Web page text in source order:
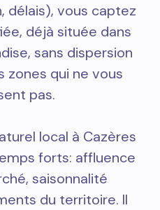
délais), vous captez
déjà située dans
sans dispersion
zones qui ne vous
pas.
local à Cazères
forts: affluence
saisonnalité
du territoire. Il